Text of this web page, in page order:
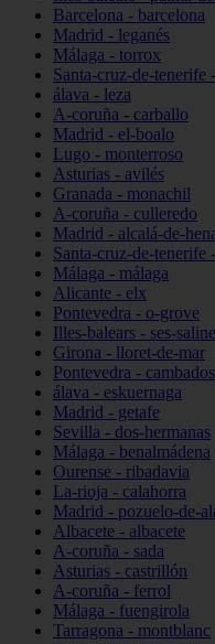
Barcelona - barcelona
Madrid - leganés
Málaga - torrox
Santa-cruz-de-tenerife
álava - leza
A-coruña - carballo
Madrid - el-boalo
Lugo - monterroso
Asturias - avilés
Granada - monachil
A-coruña - culleredo
Madrid - alcalá-de-
Santa-cruz-de-tenerife
Málaga - málaga
Alicante - elx
Pontevedra - o-grove
Illes-balears - ses-
Girona - lloret-de-mar
Pontevedra - cambados
álava - eskuernaga
Madrid - getafe
Sevilla - dos-hermanas
Málaga - benalmádena
Ourense - ribadavia
La-rioja - calahorra
Madrid - pozuelo-de-
Albacete - albacete
A-coruña - sada
Asturias - castrillón
A-coruña - ferrol
Málaga - fuengirola
Tarragona - montblanc